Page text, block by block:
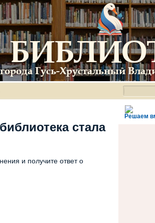
Решаем
стала
и получите ответ о